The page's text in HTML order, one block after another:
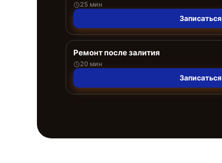
25 мин
Записаться
Ремонт после залития
20 мин
Записаться